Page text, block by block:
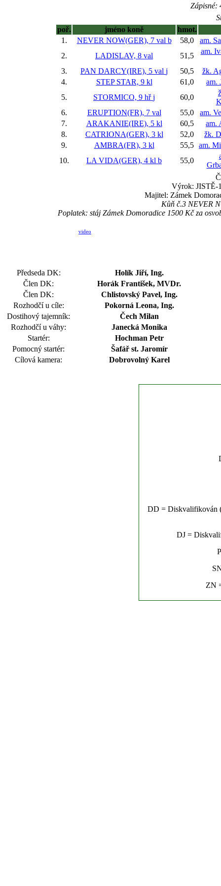
Zápisné:
poř.
jméno koně
hmot.
1.
NEVER NOW(GER), 7 val b 58,0
am.
2.
LADISLAV, 8 val 51,5
am.
3. PAN DARCY(IRE), 5 val j 50,5
žk.
4.
STEP STAR, 9 kl 61,0
am.
5.
STORMICO, 9 hřj 60,0
6.
ERUPTION(FR), 7 val 55,0
am.
7.
ARAKANIE(IRE), 5 kl 60,5
am.
8.
CATRIONA(GER), 3 kl 52,0
žk.
9.
AMBRA(FR), 3 kl 55,5 am.
10.
LA VIDA(GER), 4 kl b 55,0
Výrok: JISTĚ-
Majitel: Zámek
Kůň č.3 NEVER
Poplatek: stáj Zámek Domoradice 1500 Kč za
video
Předseda DK:
Holík Jiří, Ing.
Člen DK:
Horák František, MVDr.
Člen DK:
Chlistovský Pavel, Ing.
Rozhodčí u cíle:
Pokorná Leona, Ing.
Dostihový tajemník:
Čech Milan
Rozhodčí u váhy:
Janecká Monika
Startér:
Hochman Petr
Pomocný startér:
Šafář st. Jaromír
Cílová kamera:
Dobrovolný Karel
DD = Diskvalifikován
DJ =
ZN